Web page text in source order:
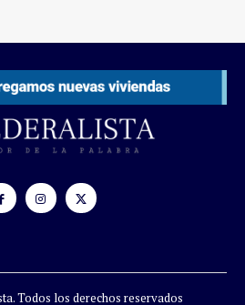
Todos los derechos reservados